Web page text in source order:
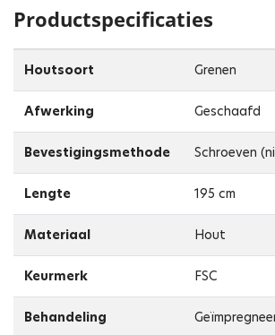
Productspecificaties
Houtsoort Grenen
Afwerking Geschaafd
Bevestigingsmethode Schroeven
Lengte 195 cm
Materiaal Hout
Keurmerk FSC
Behandeling